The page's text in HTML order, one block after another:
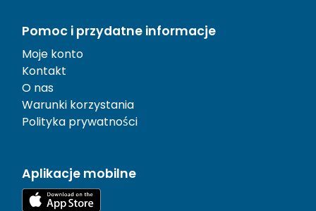
Pomoc i przydatne informacje
Moje konto
Kontakt
O nas
Warunki korzystania
Polityka prywatności
Aplikacje mobilne